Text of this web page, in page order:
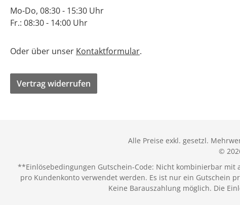
Mo-Do, 08:30 - 15:30 Uhr
Fr.: 08:30 - 14:00 Uhr
Oder über unser Kontaktformular.
Vertrag widerrufen
Alle Preise exkl. gesetzl.
©
**Einlösebedingungen Gutschein-Code: Nicht kombinierbar
pro Kundenkonto verwendet werden. Es ist nur ein Gutschein
Keine Barauszahlung möglich. Die